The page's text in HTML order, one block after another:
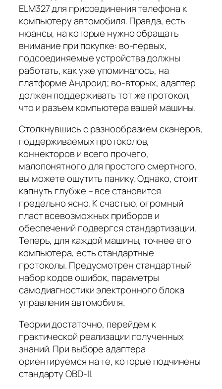
ELM327 для присоединения телефона к
компьютеру автомобиля. Правда, есть
нюансы, на которые нужно обращать
внимание при покупке: во-первых,
подсоединяемые устройства должны
работать, как уже упоминалось, на
платформе Андроид; во-вторых, адаптер
должен поддерживать тот же протокол,
что и разъем компьютера вашей машины.
Столкнувшись с разнообразием сканеров,
поддерживаемых протоколов,
коннекторов и всего прочего,
малопонятного для простого смертного,
вы можете ощутить панику. Однако, стоит
капнуть глубже – все становится
предельно ясно. К счастью, огромный
пласт всевозможных приборов и
обеспечений подвергся стандартизации.
Теперь, для каждой машины, точнее его
компьютера, есть стандартные
протоколы. Предусмотрен стандартный
набор кодов ошибок, параметры
самодиагностики электронного блока
управления автомобиля.
Теории достаточно, перейдем к
практической реализации полученных
знаний. При выборе адаптера
ориентируемся на те, которые подчинены
стандарту OBD-II.